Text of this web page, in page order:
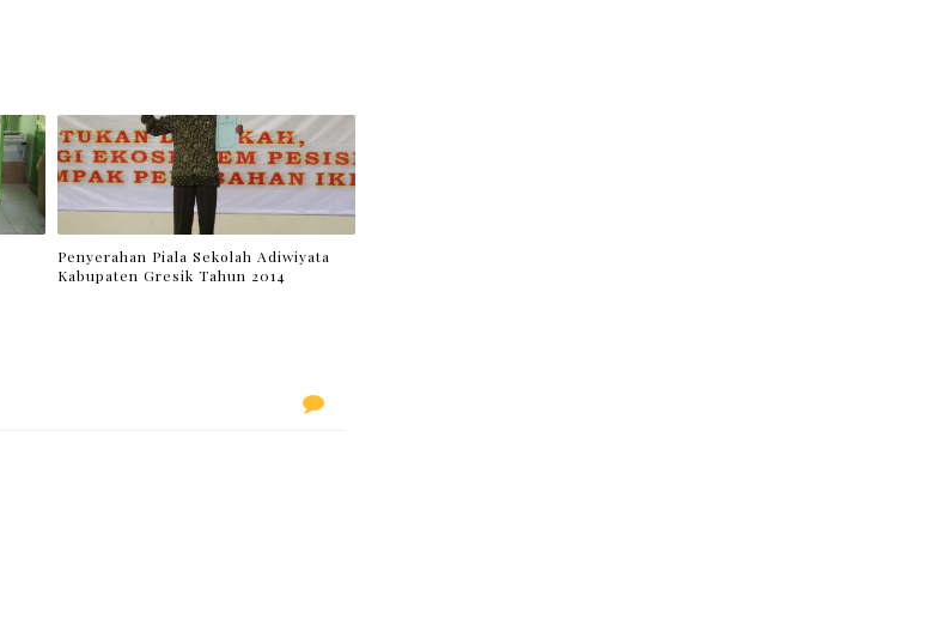
Penyerahan Piala Sekolah Adiwiyata
Kabupaten Gresik Tahun 2014